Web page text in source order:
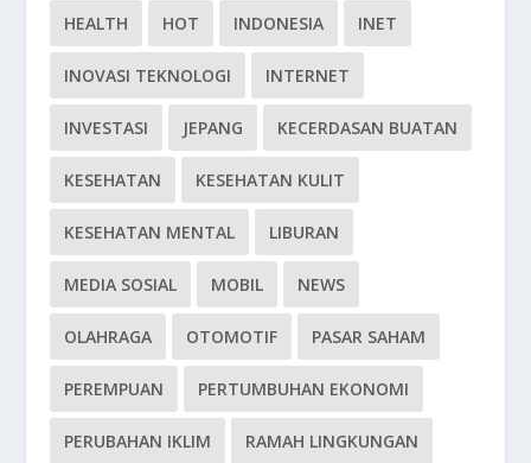
HEALTH HOT INDONESIA INET
INOVASI TEKNOLOGI INTERNET
INVESTASI JEPANG KECERDASAN BUATAN
KESEHATAN KESEHATAN KULIT
KESEHATAN MENTAL LIBURAN
MEDIA SOSIAL MOBIL NEWS
OLAHRAGA OTOMOTIF PASAR SAHAM
PEREMPUAN PERTUMBUHAN EKONOMI
PERUBAHAN IKLIM RAMAH LINGKUNGAN